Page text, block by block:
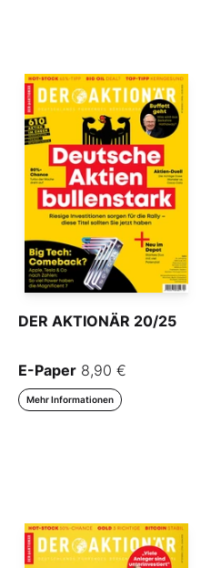
DER AKTIONÄR 20/25
E-Paper 8,90 €
Mehr Informationen